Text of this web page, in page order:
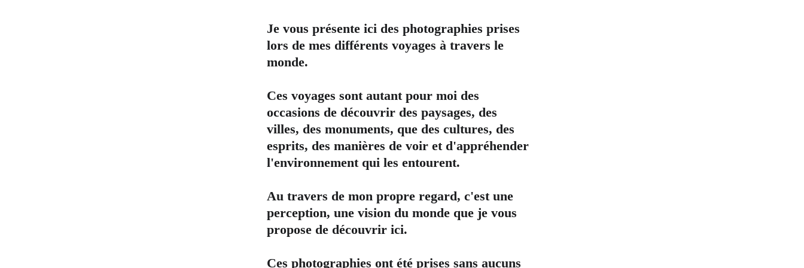
Je vous présente ici des photographies prises
lors de mes différents voyages à travers le
monde.
Ces voyages sont autant pour moi des
occasions de découvrir des paysages, des
villes, des monuments, que des cultures, des
esprits, des manières de voir et d'appréhender
l'environnement qui les entourent.
Au travers de mon propre regard, c'est une
perception, une vision du monde que je vous
propose de découvrir ici.
Ces photographies ont été prises sans aucuns